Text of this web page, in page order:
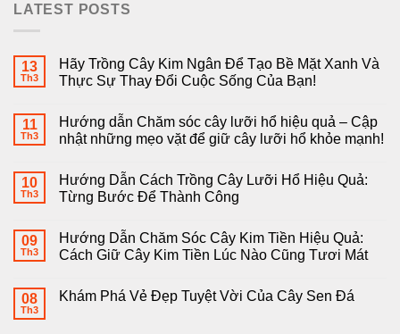
LATEST POSTS
13
Th3
Hãy Trồng Cây Kim Ngân Để Tạo Bề Mặt Xanh Và
Thực Sự Thay Đổi Cuộc Sống Của Bạn!
11
Th3
Hướng dẫn Chăm sóc cây lưỡi hổ hiệu quả – Cập
nhật những mẹo vặt để giữ cây lưỡi hổ khỏe mạnh!
10
Th3
Hướng Dẫn Cách Trồng Cây Lưỡi Hổ Hiệu Quả:
Từng Bước Để Thành Công
09
Th3
Hướng Dẫn Chăm Sóc Cây Kim Tiền Hiệu Quả:
Cách Giữ Cây Kim Tiền Lúc Nào Cũng Tươi Mát
08
Th3
Khám Phá Vẻ Đẹp Tuyệt Vời Của Cây Sen Đá